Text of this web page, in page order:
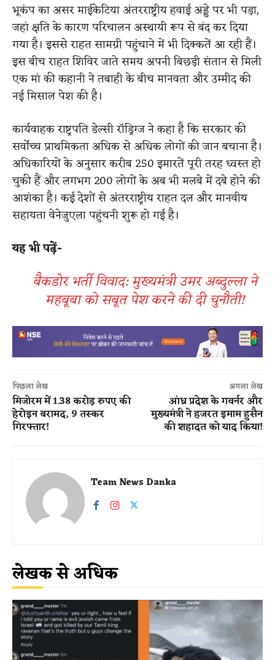
भूकंप का असर माईकेटिया अंतरराष्ट्रीय हवाई अड्डे पर भी पड़ा,
जहां क्षति के कारण परिचालन अस्थायी रूप से बंद कर दिया
गया है। इससे राहत सामग्री पहुंचाने में भी दिक्कतें आ रही हैं।
इस बीच राहत शिविर जाते समय अपनी बिछड़ी संतान से मिली
एक मां की कहानी ने तबाही के बीच मानवता और उम्मीद की
नई मिसाल पेश की है।
कार्यवाहक राष्ट्रपति डेल्सी रॉड्रिग्ज ने कहा है कि सरकार की
सर्वोच्च प्राथमिकता अधिक से अधिक लोगों की जान बचाना है।
अधिकारियों के अनुसार करीब 250 इमारतें पूरी तरह ध्वस्त हो
चुकी हैं और लगभग 200 लोगों के अब भी मलबे में दबे होने की
आशंका है। कई देशों से अंतरराष्ट्रीय राहत दल और मानवीय
सहायता वेनेजुएला पहुंचनी शुरू हो गई है।
यह भी पढ़ें-
बैकडोर भर्ती विवाद: मुख्यमंत्री उमर अब्दुल्ला ने
महबूबा को सबूत पेश करने की दी चुनौती!
पिछला लेख
मिजोरम में 1.38 करोड़ रुपए की
हेरोइन बरामद, 9 तस्कर
गिरफ्तार!
अगला लेख
आंध्र प्रदेश के गवर्नर और
मुख्यमंत्री ने हजरत इमाम हुसैन
की शहादत को याद किया!
Team News Danka
लेखक से अधिक